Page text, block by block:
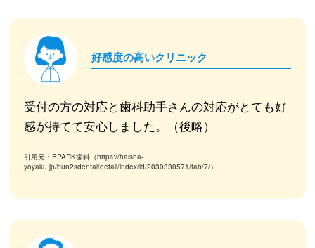
好感度の高いクリニック
受付の方の対応と歯科助手さんの対応がとても好
感が持てて安心しました。（後略）
引用元：EPARK歯科（https://haisha-
yoyaku.jp/bun2sdental/detail/index/id/2030330571/tab/7/）